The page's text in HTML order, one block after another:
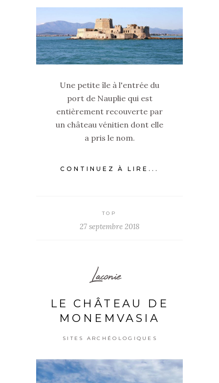
Une petite île à l'entrée du
port de Nauplie qui est
entièrement recouverte par
un château vénitien dont elle
a pris le nom.
CONTINUEZ À LIRE...
TOP
27 septembre 2018
Laconie
LE CHÂTEAU DE
MONEMVASIA
SITES ARCHÉOLOGIQUES